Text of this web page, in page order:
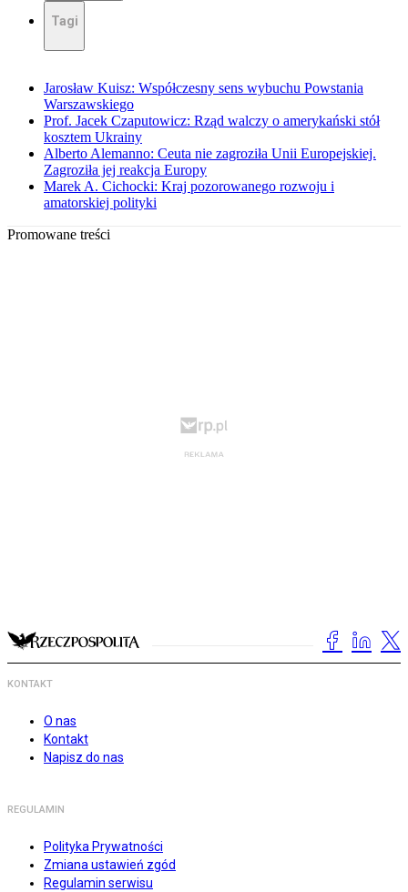
Tagi
Jarosław Kuisz: Współczesny sens wybuchu Powstania
Warszawskiego
Prof. Jacek Czaputowicz: Rząd walczy o amerykański stół
kosztem Ukrainy
Alberto Alemanno: Ceuta nie zagroziła Unii Europejskiej.
Zagroziła jej reakcja Europy
Marek A. Cichocki: Kraj pozorowanego rozwoju i
amatorskiej polityki
Promowane treści
KONTAKT
O nas
Kontakt
Napisz do nas
REGULAMIN
Polityka Prywatności
Zmiana ustawień zgód
Regulamin serwisu